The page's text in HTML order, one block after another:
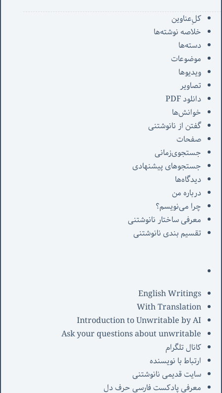
کل‌ِعناوین
خلاصه نوشته‌ها
دسته‌ها
موضوعات
ویدیوها
تصاویر
دانلود PDF
خوانش‌ها
گفتن از نانوشتنی
صفحات
جستجوی‌زمانی
جستجوهای پیشنهادی
دیدگاه‌ها
درباره من
چرا می‌نویسم؟
معرفی‌ ساختار نانوشتنی
تقسیم بندی نانوشتنی
English Writings
With Translation
Introduction to Unwritable by AI
Ask your questions about unwritable
کانال تلگرام
ارتباط با نویسنده
سایت قدیمی نانوشتنی
معرفی پادکست فارسی حرف دل